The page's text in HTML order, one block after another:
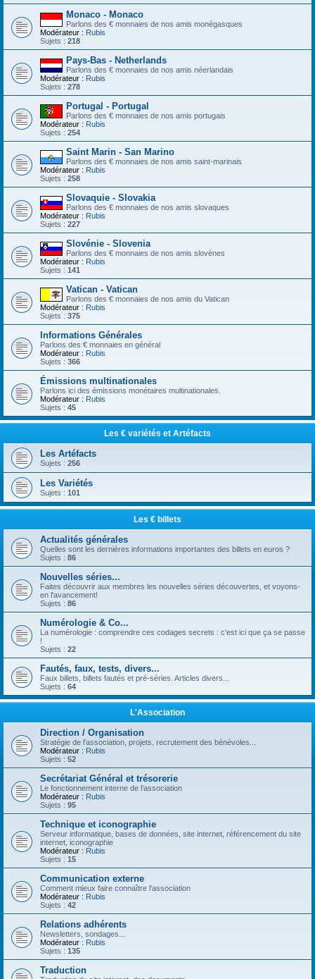
Monaco - Monaco
Parlons des € monnaies de nos amis monégasques
Modérateur : Rubis
Sujets : 218
Pays-Bas - Netherlands
Parlons des € monnaies de nos amis néerlandais
Modérateur : Rubis
Sujets : 278
Portugal - Portugal
Parlons des € monnaies de nos amis portugais
Modérateur : Rubis
Sujets : 254
Saint Marin - San Marino
Parlons des € monnaies de nos amis saint-marinais
Modérateur : Rubis
Sujets : 258
Slovaquie - Slovakia
Parlons des € monnaies de nos amis slovaques
Modérateur : Rubis
Sujets : 227
Slovénie - Slovenia
Parlons des € monnaies de nos amis slovènes
Modérateur : Rubis
Sujets : 141
Vatican - Vatican
Parlons des € monnaies de nos amis du Vatican
Modérateur : Rubis
Sujets : 375
Informations Générales
Parlons des € monnaies en général
Modérateur : Rubis
Sujets : 366
Émissions multinationales
Parlons ici des émissions monétaires multinationales.
Modérateur : Rubis
Sujets : 45
Les € variétés et Artéfacts
Les Artéfacts
Sujets : 256
Les Variétés
Sujets : 101
Les € billets
Actualités générales
Quelles sont les dernières informations importantes des billets en euros ?
Sujets : 86
Nouvelles séries...
Faites découvrir aux membres les nouvelles séries découvertes, et voyons-
en l'avancement!
Sujets : 86
Numérologie & Co...
La numérologie : comprendre ces codages secrets : c'est ici que ça se passe
!
Sujets : 22
Fautés, faux, tests, divers...
Faux billets, billets fautés et pré-séries. Articles divers...
Sujets : 64
L'Association
Direction / Organisation
Stratégie de l'association, projets, recrutement des bénévoles...
Modérateur : Rubis
Sujets : 52
Secrétariat Général et trésorerie
Le fonctionnement interne de l'association
Modérateur : Rubis
Sujets : 95
Technique et iconographie
Serveur informatique, bases de données, site internet, référencement du site
internet, iconographie
Modérateur : Rubis
Sujets : 15
Communication externe
Comment mieux faire connaître l'association
Modérateur : Rubis
Sujets : 42
Relations adhérents
Newsletters, sondages...
Modérateur : Rubis
Sujets : 135
Traduction